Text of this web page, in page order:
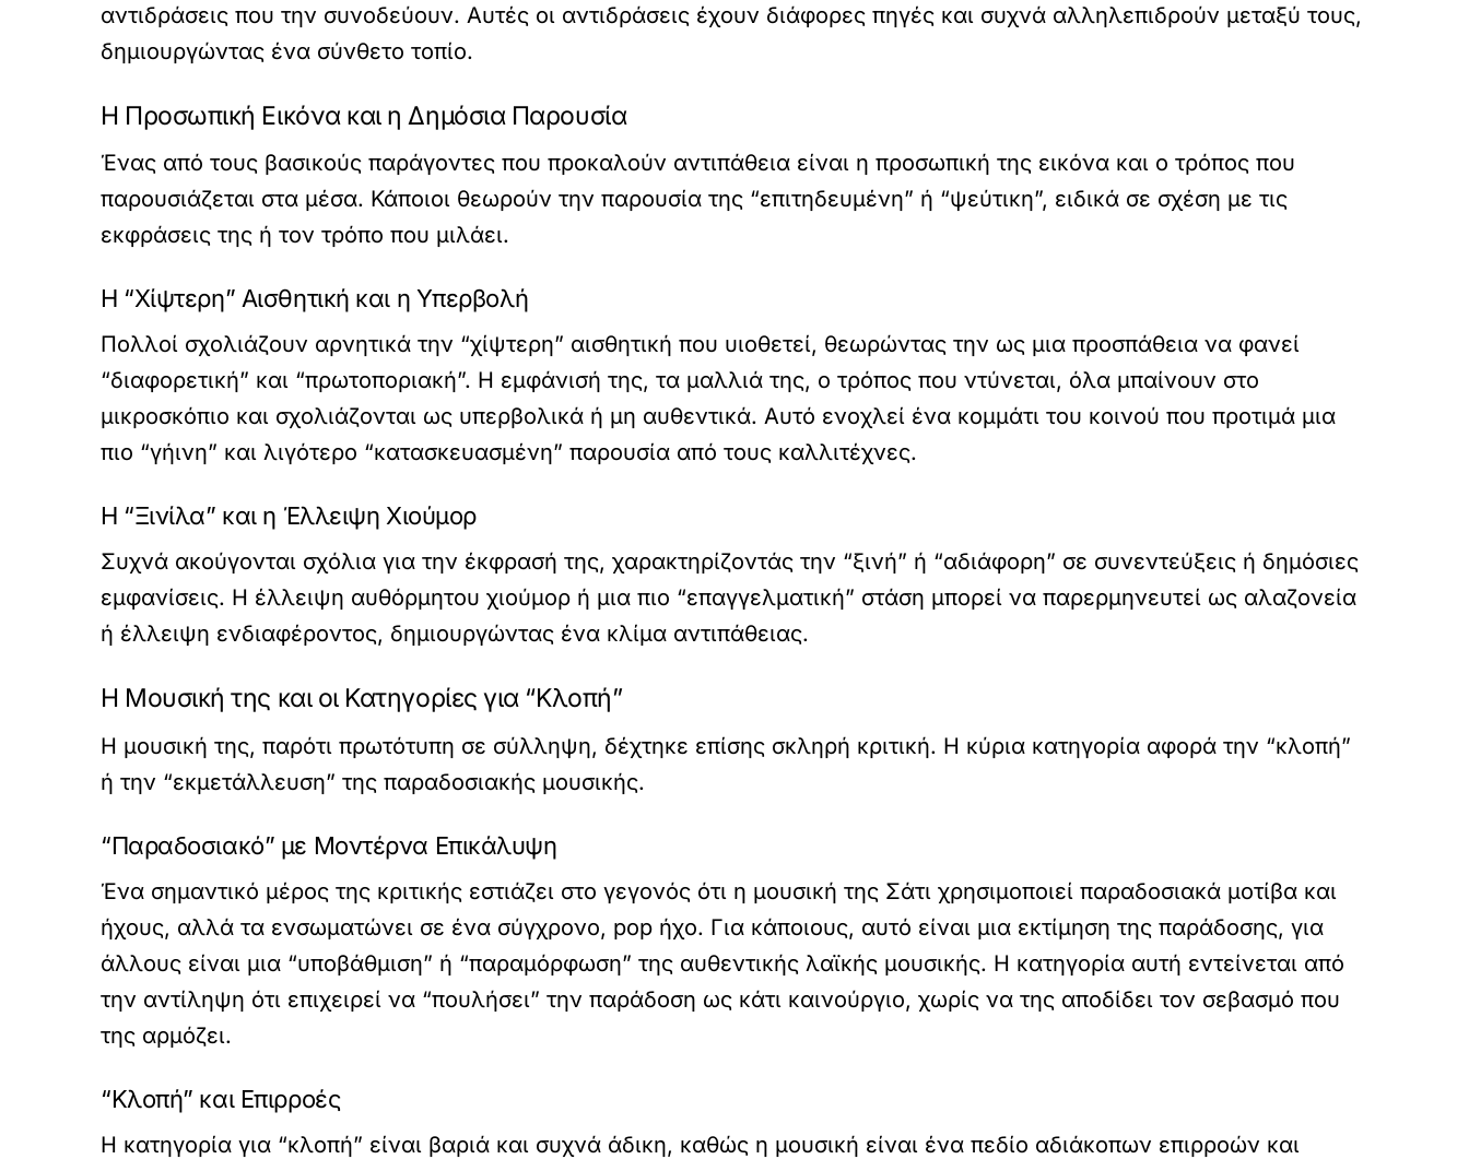
αντιδράσεις που την συνοδεύουν. Αυτές οι αντιδράσεις έχουν διάφορες πηγές και συχνά αλληλεπιδρούν μεταξύ τους,
δημιουργώντας ένα σύνθετο τοπίο.
Η Προσωπική Εικόνα και η Δημόσια Παρουσία
Ένας από τους βασικούς παράγοντες που προκαλούν αντιπάθεια είναι η προσωπική της εικόνα και ο τρόπος που
παρουσιάζεται στα μέσα. Κάποιοι θεωρούν την παρουσία της “επιτηδευμένη” ή “ψεύτικη”, ειδικά σε σχέση με τις
εκφράσεις της ή τον τρόπο που μιλάει.
Η “Χίψτερη” Αισθητική και η Υπερβολή
Πολλοί σχολιάζουν αρνητικά την “χίψτερη” αισθητική που υιοθετεί, θεωρώντας την ως μια προσπάθεια να φανεί
“διαφορετική” και “πρωτοποριακή”. Η εμφάνισή της, τα μαλλιά της, ο τρόπος που ντύνεται, όλα μπαίνουν στο
μικροσκόπιο και σχολιάζονται ως υπερβολικά ή μη αυθεντικά. Αυτό ενοχλεί ένα κομμάτι του κοινού που προτιμά μια
πιο “γήινη” και λιγότερο “κατασκευασμένη” παρουσία από τους καλλιτέχνες.
Η “Ξινίλα” και η Έλλειψη Χιούμορ
Συχνά ακούγονται σχόλια για την έκφρασή της, χαρακτηρίζοντάς την “ξινή” ή “αδιάφορη” σε συνεντεύξεις ή δημόσιες
εμφανίσεις. Η έλλειψη αυθόρμητου χιούμορ ή μια πιο “επαγγελματική” στάση μπορεί να παρερμηνευτεί ως αλαζονεία
ή έλλειψη ενδιαφέροντος, δημιουργώντας ένα κλίμα αντιπάθειας.
Η Μουσική της και οι Κατηγορίες για “Κλοπή”
Η μουσική της, παρότι πρωτότυπη σε σύλληψη, δέχτηκε επίσης σκληρή κριτική. Η κύρια κατηγορία αφορά την “κλοπή”
ή την “εκμετάλλευση” της παραδοσιακής μουσικής.
“Παραδοσιακό” με Μοντέρνα Επικάλυψη
Ένα σημαντικό μέρος της κριτικής εστιάζει στο γεγονός ότι η μουσική της Σάτι χρησιμοποιεί παραδοσιακά μοτίβα και
ήχους, αλλά τα ενσωματώνει σε ένα σύγχρονο, pop ήχο. Για κάποιους, αυτό είναι μια εκτίμηση της παράδοσης, για
άλλους είναι μια “υποβάθμιση” ή “παραμόρφωση” της αυθεντικής λαϊκής μουσικής. Η κατηγορία αυτή εντείνεται από
την αντίληψη ότι επιχειρεί να “πουλήσει” την παράδοση ως κάτι καινούργιο, χωρίς να της αποδίδει τον σεβασμό που
της αρμόζει.
“Κλοπή” και Επιρροές
Η κατηγορία για “κλοπή” είναι βαριά και συχνά άδικη, καθώς η μουσική είναι ένα πεδίο αδιάκοπων επιρροών και